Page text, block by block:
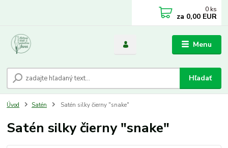
Menu
Hľadať
0 ks
za 0,00 EUR
Úvod Satén Satén silky čierny "snake"
Satén silky čierny "snake"